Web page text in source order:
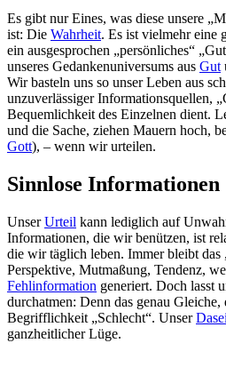
Es gibt nur Eines, was diese unsere
ist: Die Wahrheit. Es ist vielmehr eine
ein ausgesprochen „persönliches“
unseres Gedankenuniversums aus Gut
Wir basteln uns so unser Leben aus
unzuverlässiger Informationsquellen,
Bequemlichkeit des Einzelnen dient.
und die Sache, ziehen Mauern hoch,
Gott), – wenn wir urteilen.
Sinnlose Informationen
UnserUrteil kann lediglich auf
Informationen, die wir benützen, ist
die wir täglich leben. Immer bleibt das
Perspektive, Mutmaßung, Tendenz,
Fehlinformation generiert. Doch lasst
durchatmen: Denn das genau
Begrifflichkeit „Schlecht“. Unser
ganzheitlicher Lüge.